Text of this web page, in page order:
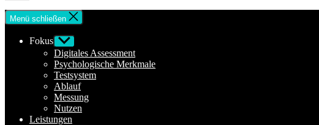
Menü schließen
Fokus Untermenü
anzeigen
Digitales Assessment
Psychologische Merkmale
Testsystem
Ablauf
Messung
Nutzen
Leistungen